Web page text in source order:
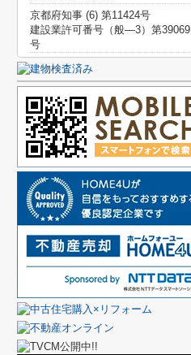
京都府知事 (6) 第11424号
建設業許可番号（般―3）第39069
号